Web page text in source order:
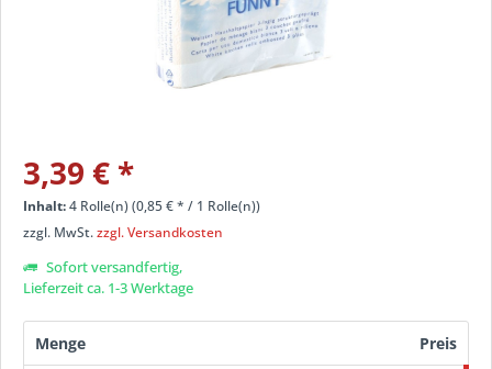
3,39 € *
Inhalt:4 Rolle(n) (0,85 €* / 1 Rolle(n))
zzgl. MwSt.zzgl. Versandkosten
Sofort versandfertig,
Lieferzeit ca. 1-3 Werktage
Menge Preis